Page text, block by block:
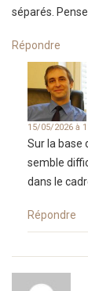
séparés.
Répondre
15/05/2026 à
Sur la base
semble
dans le
Répondre